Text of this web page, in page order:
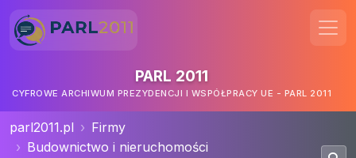
PARL 2011
CYFROWE ARCHIWUM PREZYDENCJI I WSPÓŁPRACY UE - PARL 2011
parl2011.pl
Firmy
Budownictwo i nieruchomości